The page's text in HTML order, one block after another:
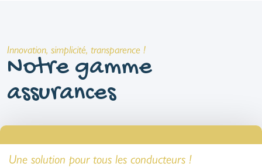
Innovation, simplicité, transparence !
Notre gamme
assurances
Une solution pour tous les conducteurs !